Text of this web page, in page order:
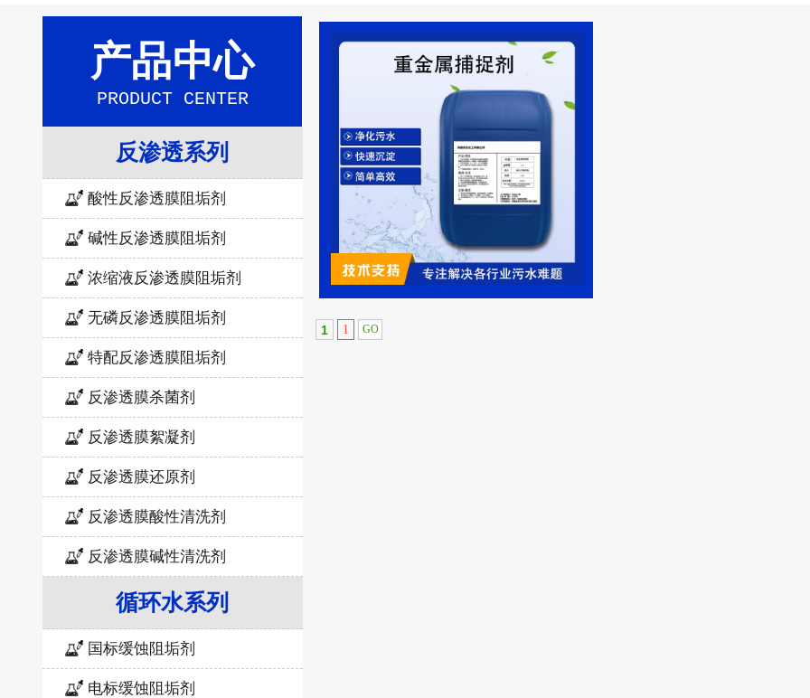
产品中心
PRODUCT CENTER
反渗透系列
酸性反渗透膜阻垢剂
碱性反渗透膜阻垢剂
浓缩液反渗透膜阻垢剂
无磷反渗透膜阻垢剂
特配反渗透膜阻垢剂
反渗透膜杀菌剂
反渗透膜絮凝剂
反渗透膜还原剂
反渗透膜酸性清洗剂
反渗透膜碱性清洗剂
循环水系列
国标缓蚀阻垢剂
电标缓蚀阻垢剂
1 1